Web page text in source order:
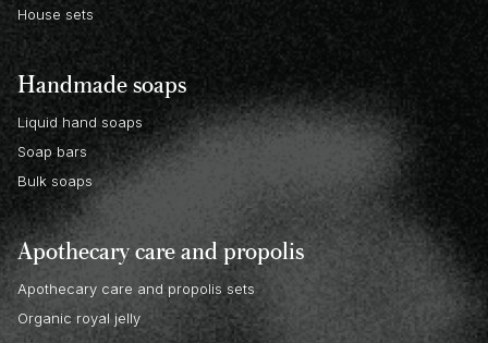
House sets
Handmade soaps
Liquid hand soaps
Soap bars
Bulk soaps
Apothecary care and propolis
Apothecary care and propolis sets
Organic royal jelly